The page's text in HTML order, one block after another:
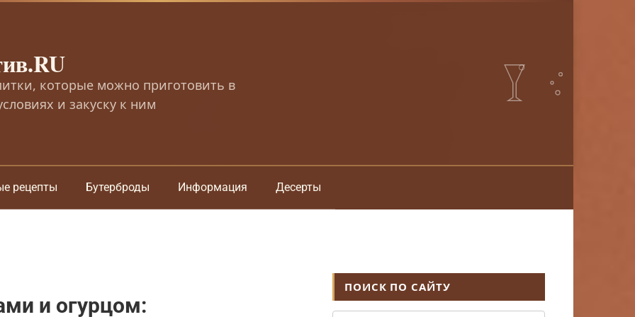
которые можно приготовить в
и закуску к ним
рецепты Бутерброды Информация Десерты
и огурцом:
ПОИСК ПО САЙТУ